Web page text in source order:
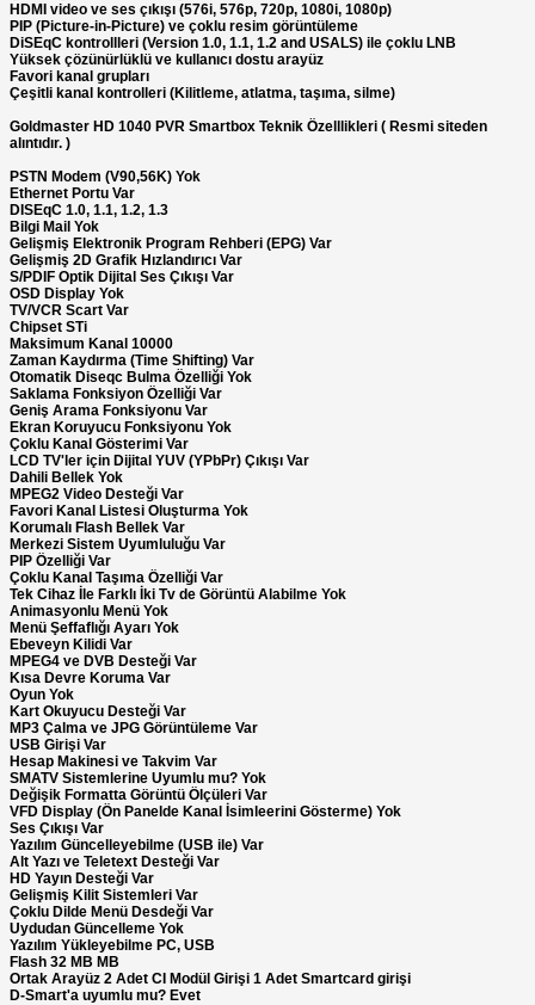
HDMI video ve ses çıkışı (576i, 576p, 720p, 1080i, 1080p)
PIP (Picture-in-Picture) ve çoklu resim görüntüleme
DiSEqC kontrollleri (Version 1.0, 1.1, 1.2 and USALS) ile çoklu LNB
Yüksek çözünürlüklü ve kullanıcı dostu arayüz
Favori kanal grupları
Çeşitli kanal kontrolleri (Kilitleme, atlatma, taşıma, silme)
Goldmaster HD 1040 PVR Smartbox Teknik Özelllikleri ( Resmi siteden
alıntıdır. )
PSTN Modem (V90,56K) Yok
Ethernet Portu Var
DISEqC 1.0, 1.1, 1.2, 1.3
Bilgi Mail Yok
Gelişmiş Elektronik Program Rehberi (EPG) Var
Gelişmiş 2D Grafik Hızlandırıcı Var
S/PDIF Optik Dijital Ses Çıkışı Var
OSD Display Yok
TV/VCR Scart Var
Chipset STi
Maksimum Kanal 10000
Zaman Kaydırma (Time Shifting) Var
Otomatik Diseqc Bulma Özelliği Yok
Saklama Fonksiyon Özelliği Var
Geniş Arama Fonksiyonu Var
Ekran Koruyucu Fonksiyonu Yok
Çoklu Kanal Gösterimi Var
LCD TV'ler için Dijital YUV (YPbPr) Çıkışı Var
Dahili Bellek Yok
MPEG2 Video Desteği Var
Favori Kanal Listesi Oluşturma Yok
Korumalı Flash Bellek Var
Merkezi Sistem Uyumluluğu Var
PIP Özelliği Var
Çoklu Kanal Taşıma Özelliği Var
Tek Cihaz İle Farklı İki Tv de Görüntü Alabilme Yok
Animasyonlu Menü Yok
Menü Şeffaflığı Ayarı Yok
Ebeveyn Kilidi Var
MPEG4 ve DVB Desteği Var
Kısa Devre Koruma Var
Oyun Yok
Kart Okuyucu Desteği Var
MP3 Çalma ve JPG Görüntüleme Var
USB Girişi Var
Hesap Makinesi ve Takvim Var
SMATV Sistemlerine Uyumlu mu? Yok
Değişik Formatta Görüntü Ölçüleri Var
VFD Display (Ön Panelde Kanal İsimleerini Gösterme) Yok
Ses Çıkışı Var
Yazılım Güncelleyebilme (USB ile) Var
Alt Yazı ve Teletext Desteği Var
HD Yayın Desteği Var
Gelişmiş Kilit Sistemleri Var
Çoklu Dilde Menü Desdeği Var
Uydudan Güncelleme Yok
Yazılım Yükleyebilme PC, USB
Flash 32 MB MB
Ortak Arayüz 2 Adet CI Modül Girişi 1 Adet Smartcard girişi
D-Smart'a uyumlu mu? Evet